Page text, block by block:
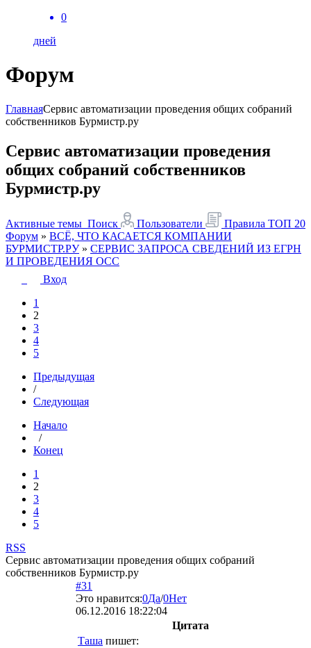
0
дней
Форум
ГлавнаяСервис автоматизации проведения общих собраний
собственников Бурмистр.ру
Сервис автоматизации проведения
общих собраний собственников
Бурмистр.ру
Активные темы Поиск Пользователи Правила ТОП 20
Форум » ВСЁ, ЧТО КАСАЕТСЯ КОМПАНИИ
БУРМИСТР.РУ » СЕРВИС ЗАПРОСА СВЕДЕНИЙ ИЗ ЕГРН
И ПРОВЕДЕНИЯ ОСС
Вход
1
2
3
4
5
Предыдущая
/
Следующая
Начало
/
Конец
1
2
3
4
5
RSS
Сервис автоматизации проведения общих собраний
собственников Бурмистр.ру
#31
Это нравится:0Да/0Нет
06.12.2016 18:22:04
Цитата
Таша пишет: